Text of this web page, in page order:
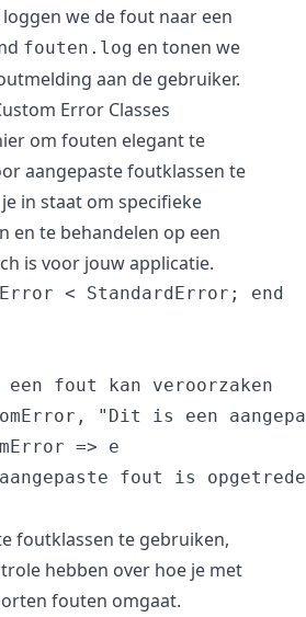
we de fout naar een
fouten.log en tonen we
aan de gebruiker.
Error Classes
om fouten elegant te
aangepaste foutklassen te
in staat om specifieke
en te behandelen op een
is voor jouw applicatie.
< StandardError; end
een fout kan veroorzaken
"Dit is een
=> e
fout is
foutklassen te gebruiken,
hebben over hoe je met
fouten omgaat.